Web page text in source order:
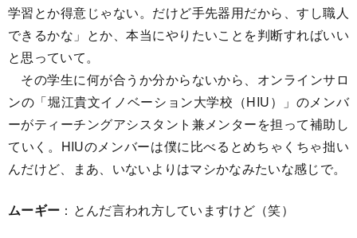
学習とか得意じゃない。だけど手先器用だから、すし職人
できるかな」とか、本当にやりたいことを判断すればいい
と思っていて。
その学生に何が合うか分からないから、オンラインサロ
ンの「堀江貴文イノベーション大学校（HIU）」のメンバ
ーがティーチングアシスタント兼メンターを担って補助し
ていく。HIUのメンバーは僕に比べるとめちゃくちゃ拙い
んだけど、まあ、いないよりはマシかなみたいな感じで。
ムーギー ：とんだ言われ方していますけど（笑）